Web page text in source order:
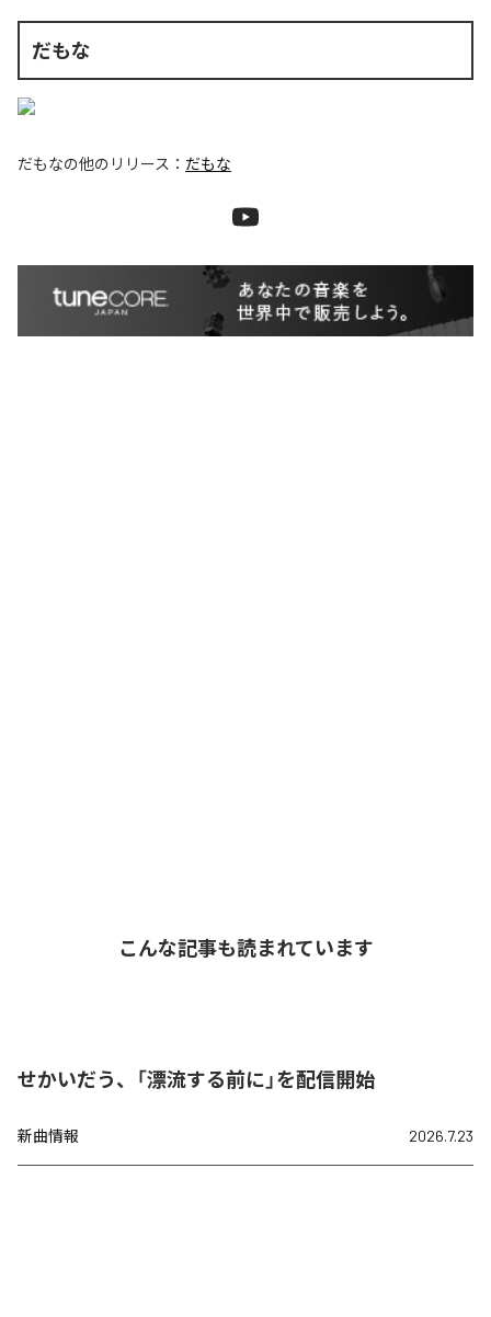
だもな
だもなの他のリリース： だもな
こんな記事も読まれています
せかいだう、「漂流する前に」を配信開始
新曲情報 2026.7.23